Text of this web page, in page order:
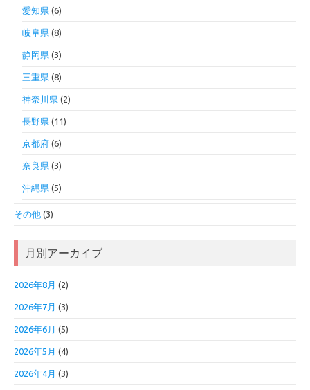
愛知県 (6)
岐阜県 (8)
静岡県 (3)
三重県 (8)
神奈川県 (2)
長野県 (11)
京都府 (6)
奈良県 (3)
沖縄県 (5)
その他 (3)
月別アーカイブ
2026年8月 (2)
2026年7月 (3)
2026年6月 (5)
2026年5月 (4)
2026年4月 (3)